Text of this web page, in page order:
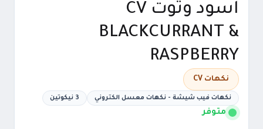
اسود وتوت CV
BLACKCURRANT &
RASPBERRY
نكهات CV
نكهات فيب شيشة - نكهات معسل الكتروني 3 نيكوتين
متوفر